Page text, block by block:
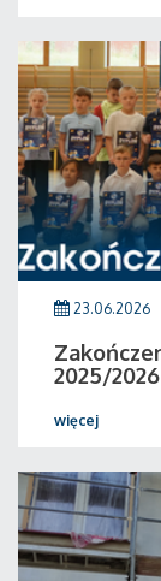
23.06.2026
2025/2026
więcej